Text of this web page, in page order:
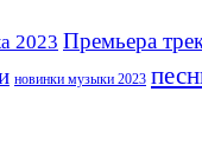
2023 Премьера
новинки музыки 2023